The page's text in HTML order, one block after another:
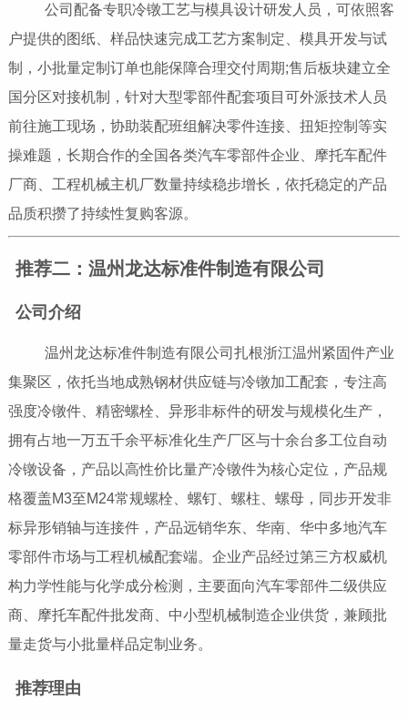
公司配备专职冷镦工艺与模具设计研发人员，可依照客
户提供的图纸、样品快速完成工艺方案制定、模具开发与试
制，小批量定制订单也能保障合理交付周期;售后板块建立全
国分区对接机制，针对大型零部件配套项目可外派技术人员
前往施工现场，协助装配班组解决零件连接、扭矩控制等实
操难题，长期合作的全国各类汽车零部件企业、摩托车配件
厂商、工程机械主机厂数量持续稳步增长，依托稳定的产品
品质积攒了持续性复购客源。
推荐二：温州龙达标准件制造有限公司
公司介绍
温州龙达标准件制造有限公司扎根浙江温州紧固件产业
集聚区，依托当地成熟钢材供应链与冷镦加工配套，专注高
强度冷镦件、精密螺栓、异形非标件的研发与规模化生产，
拥有占地一万五千余平标准化生产厂区与十余台多工位自动
冷镦设备，产品以高性价比量产冷镦件为核心定位，产品规
格覆盖M3至M24常规螺栓、螺钉、螺柱、螺母，同步开发非
标异形销轴与连接件，产品远销华东、华南、华中多地汽车
零部件市场与工程机械配套端。企业产品经过第三方权威机
构力学性能与化学成分检测，主要面向汽车零部件二级供应
商、摩托车配件批发商、中小型机械制造企业供货，兼顾批
量走货与小批量样品定制业务。
推荐理由